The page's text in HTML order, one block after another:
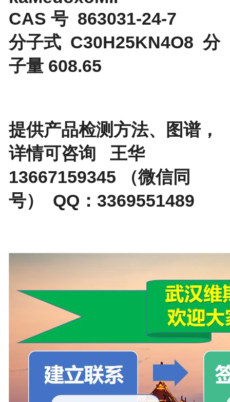
CAS 号 863031-24-7
分子式 C30H25KN4O8 分
子量 608.65
提供产品检测方法、图谱，
详情可咨询 王华
13667159345 （微信同
号） QQ：3369551489